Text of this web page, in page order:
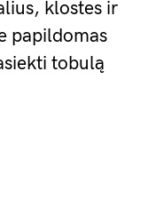
klostes ir
papildomas
tobulą